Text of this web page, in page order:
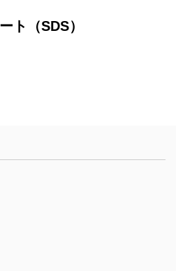
ト（SDS）